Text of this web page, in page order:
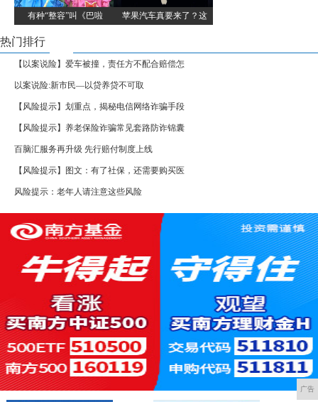
有种“整容”叫《巴啦 苹果汽车真要来了？这
热门排行
【以案说险】爱车被撞，责任方不配合赔偿怎
以案说险:新市民—以贷养贷不可取
【风险提示】划重点，揭秘电信网络诈骗手段
【风险提示】养老保险诈骗常见套路防诈锦囊
百脑汇服务再升级 先行赔付制度上线
【风险提示】图文：有了社保，还需要购买医
风险提示：老年人请注意这些风险
广告